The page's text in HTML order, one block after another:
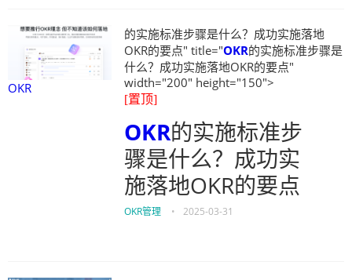
OKR
的实施标准步骤是什么？成功实施落地
OKR的要点" title="OKR的实施标准步骤是
什么？成功实施落地OKR的要点"
width="200" height="150">
[置顶]
OKR的实施标准步
骤是什么？成功实
施落地OKR的要点
OKR管理 • 2025-03-31